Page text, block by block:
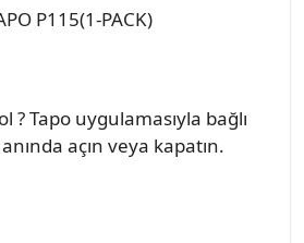
? Tapo uygulamasıyla bağlı
anında açın veya kapatın.